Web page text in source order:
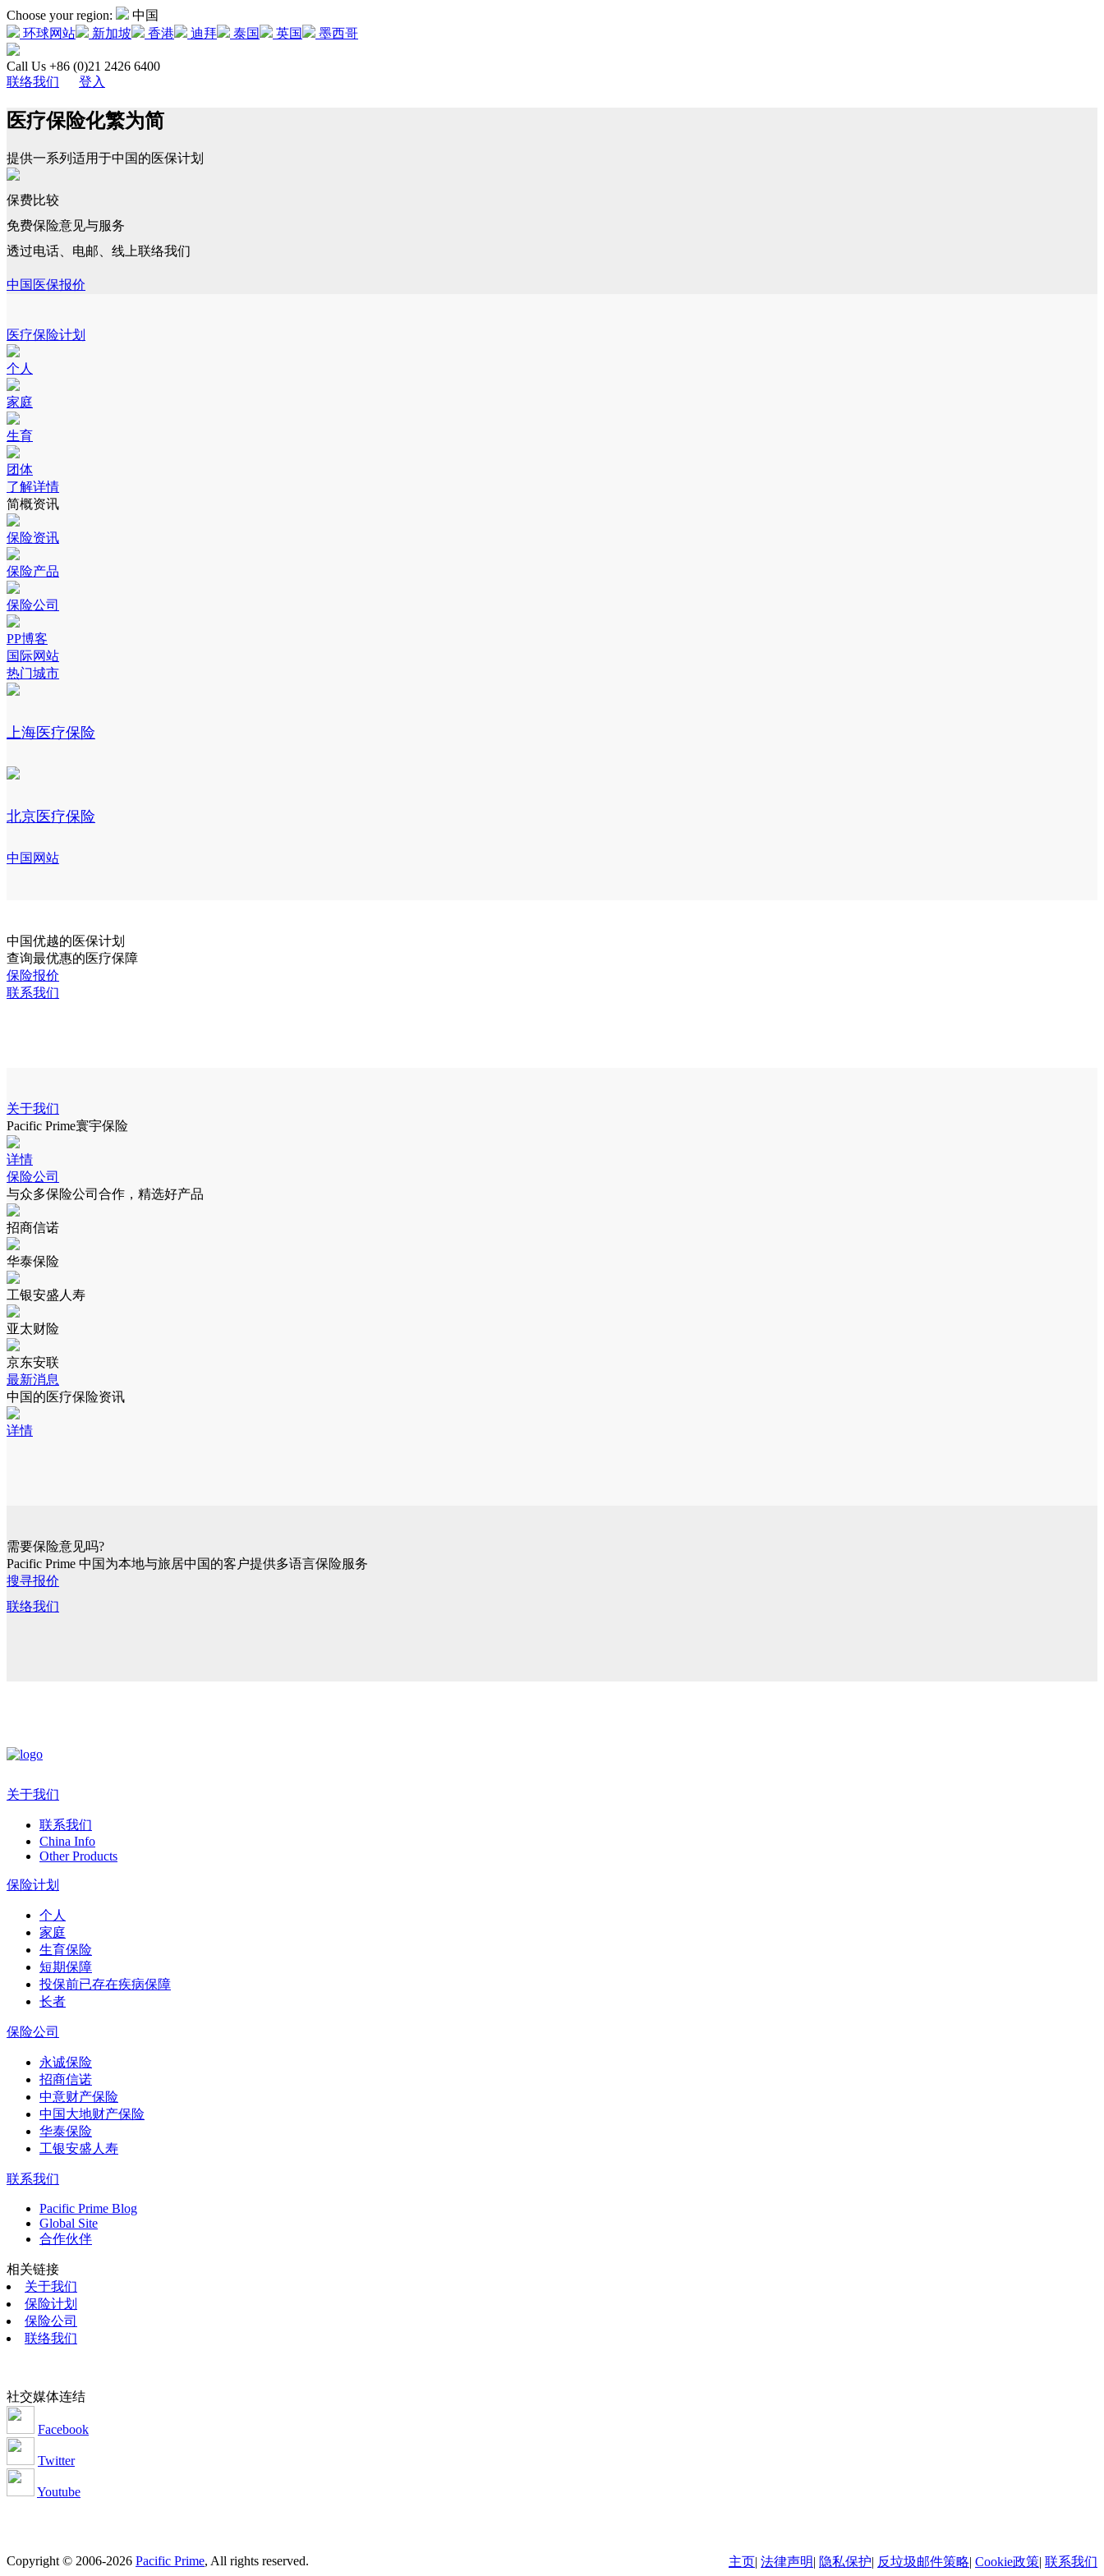
Choose your region:
中国
环球网站
新加坡 香港 迪拜 泰国 英国 墨西哥
Call Us +86 (0)21 2426 6400
联络我们
登入
医疗保险化繁为简
提供一系列适用于中国的医保计划
保费比较
免费保险意见与服务
透过电话、电邮、线上联络我们
中国医保报价
医疗保险计划
个人
家庭
生育
团体
了解详情
简概资讯
保险资讯
保险产品
保险公司
PP博客
国际网站
热门城市
上海医疗保险
北京医疗保险
中国网站
中国优越的医保计划
查询最优惠的医疗保障
保险报价
联系我们
关于我们
Pacific Prime寰宇保险
详情
保险公司
与众多保险公司合作，精选好产品
招商信诺
华泰保险
工银安盛人寿
亚太财险
京东安联
最新消息
中国的医疗保险资讯
详情
需要保险意见吗?
Pacific Prime 中国为本地与旅居中国的客户提供多语言保险服务
搜寻报价
联络我们
关于我们
联系我们
China Info
Other Products
保险计划
个人
家庭
生育保险
短期保障
投保前已存在疾病保障
长者
保险公司
永诚保险
招商信诺
中意财产保险
中国大地财产保险
华泰保险
工银安盛人寿
联系我们
Pacific Prime Blog
Global Site
合作伙伴
相关链接
关于我们
保险计划
保险公司
联络我们
社交媒体连结
Facebook
Twitter
Youtube
Copyright © 2006-2026 Pacific Prime, All rights reserved. 主页| 法律声明| 隐私保护| 反垃圾邮件策略| Cookie政策| 联系我们